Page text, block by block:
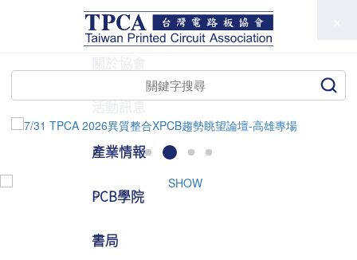
TPCA
活動訊息
產業情報
PCB學院
書局